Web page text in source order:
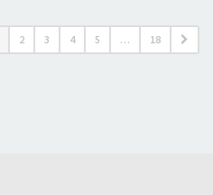
2 3 4 5 … 18